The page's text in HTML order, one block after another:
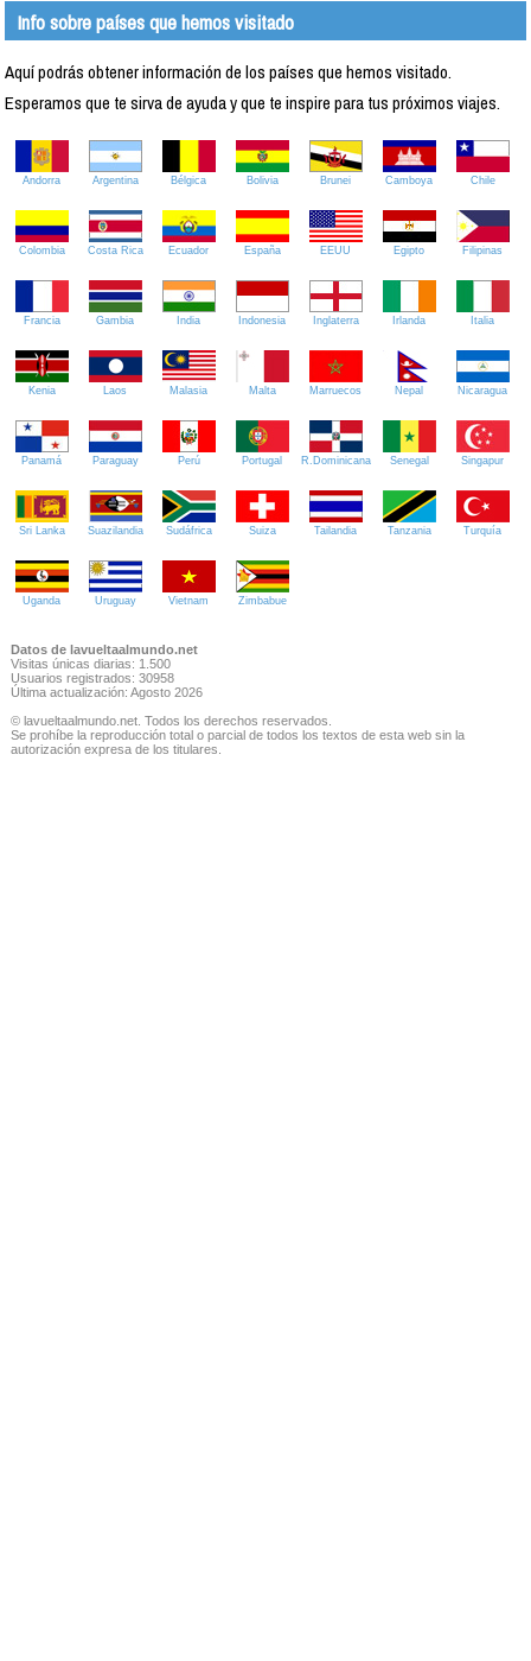
Info sobre países que hemos visitado
Aquí podrás obtener información de los países que hemos visitado.
Esperamos que te sirva de ayuda y que te inspire para tus próximos viajes.
Andorra Argentina Bélgica Bolivia Brunei Camboya Chile
Colombia Costa Rica Ecuador España EEUU Egipto Filipinas
Francia Gambia India Indonesia Inglaterra Irlanda Italia
Kenia Laos Malasia Malta Marruecos Nepal Nicaragua
Panamá Paraguay Perú Portugal R.Dominicana Senegal Singapur
Sri Lanka Suazilandia Sudáfrica Suiza Tailandia Tanzania Turquía
Uganda Uruguay Vietnam Zimbabue
Datos de lavueltaalmundo.net
Visitas únicas diarias: 1.500
Usuarios registrados: 30958
Última actualización: Agosto 2026
© lavueltaalmundo.net. Todos los derechos reservados.
Se prohíbe la reproducción total o parcial de todos los textos de esta web sin la
autorización expresa de los titulares.